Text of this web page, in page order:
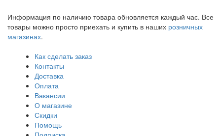
Информация по наличию товара обновляется каждый час. Все
товары можно просто приехать и купить в наших розничных
магазинах.
Как сделать заказ
Контакты
Доставка
Оплата
Вакансии
О магазине
Скидки
Помощь